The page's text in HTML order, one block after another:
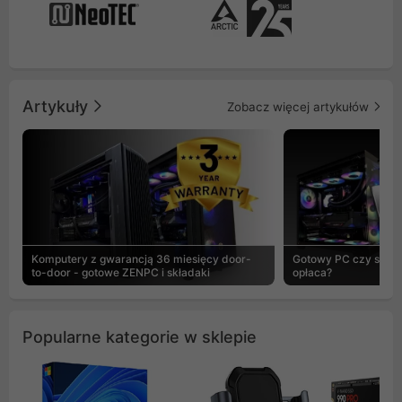
Artykuły Zobacz więcej artykułów
Komputery z gwarancją 36 miesięcy door-
to-door - gotowe ZENPC i składaki
Gotowy PC czy
opłaca?
Popularne kategorie w sklepie